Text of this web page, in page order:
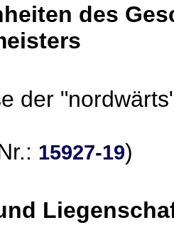
des
der
15927-19)